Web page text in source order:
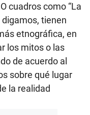
cuadros como “La
tienen
etnográfica, en
los mitos o las
de acuerdo al
sobre qué lugar
la realidad